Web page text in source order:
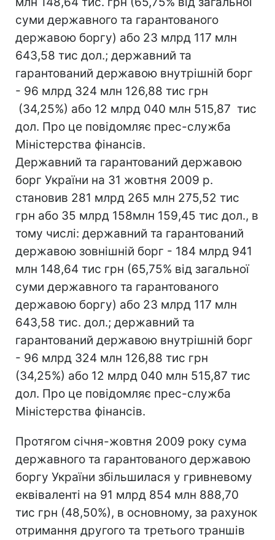
суми державного та гарантованого
державою боргу) або 23 млрд 117 млн
643,58 тис дол.; державний та
гарантований державою внутрішній борг
- 96 млрд 324 млн 126,88 тис грн
(34,25%) або 12 млрд 040 млн 515,87 тис
дол. Про це повідомляє прес-служба
Міністерства фінансів.
Державний та гарантований державою
борг України на 31 жовтня 2009 р.
становив 281 млрд 265 млн 275,52 тис
грн або 35 млрд 158млн 159,45 тис дол., в
тому числі: державний та гарантований
державою зовнішній борг - 184 млрд 941
млн 148,64 тис грн (65,75% від загальної
суми державного та гарантованого
державою боргу) або 23 млрд 117 млн
643,58 тис. дол.; державний та
гарантований державою внутрішній борг
- 96 млрд 324 млн 126,88 тис грн
(34,25%) або 12 млрд 040 млн 515,87 тис
дол. Про це повідомляє прес-служба
Міністерства фінансів.
Протягом січня-жовтня 2009 року сума
державного та гарантованого державою
боргу України збільшилася у гривневому
еквіваленті на 91 млрд 854 млн 888,70
тис грн (48,50%), в основному, за рахунок
отримання другого та третього траншів